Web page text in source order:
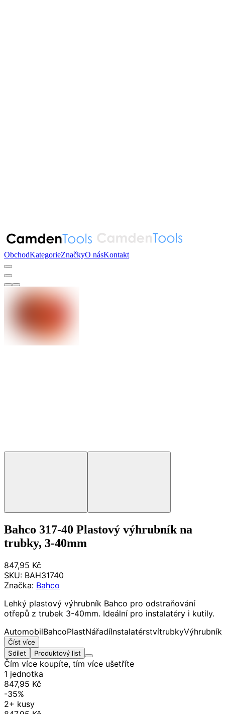
ObchodKategorieZnačkyO násKontakt
Bahco 317-40 Plastový výhrubník na
trubky, 3-40mm
847,95 Kč
SKU: BAH31740
Značka: Bahco
Lehký plastový výhrubník Bahco pro odstraňování
otřepů z trubek 3-40mm. Ideální pro instalatéry i kutily.
AutomobilBahcoPlastNářadíInstalatérstvítrubkyVýhrubník
Číst více
Sdílet
Produktový list
Čím více koupíte, tím více ušetříte
1 jednotka
847,95 Kč
-35%
2+ kusy